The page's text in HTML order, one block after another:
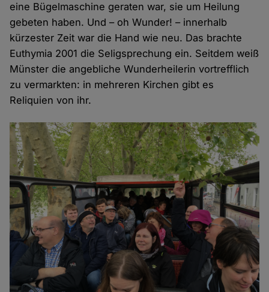
eine Bügelmaschine geraten war, sie um Heilung
gebeten haben. Und – oh Wunder! – innerhalb
kürzester Zeit war die Hand wie neu. Das brachte
Euthymia 2001 die Seligsprechung ein. Seitdem weiß
Münster die angebliche Wunderheilerin vortrefflich
zu vermarkten: in mehreren Kirchen gibt es
Reliquien von ihr.